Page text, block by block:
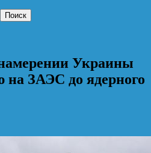
Украины
на ЗАЭС до ядерного